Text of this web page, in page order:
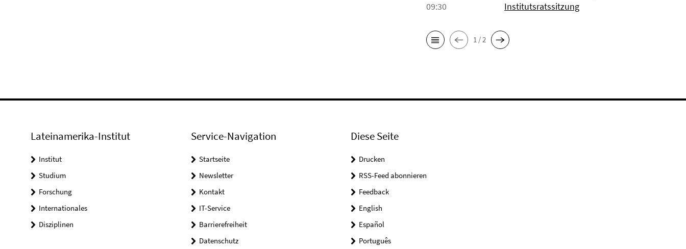
09:30
Institutsratssitzung
1 / 2
Lateinamerika-Institut
Institut
Studium
Forschung
Internationales
Disziplinen
Service-Navigation
Startseite
Newsletter
Kontakt
IT-Service
Barrierefreiheit
Datenschutz
Diese Seite
Drucken
RSS-Feed abonnieren
Feedback
English
Español
Português